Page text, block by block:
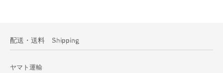
配送・送料 Shipping
ヤマト運輸